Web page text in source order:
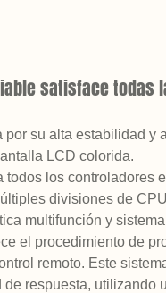
satisface todas
por su alta estabilidad y
LCD colorida.
todos los controladores
divisiones de
multifunción y
el procedimiento de
remoto. Este
respuesta, utilizando